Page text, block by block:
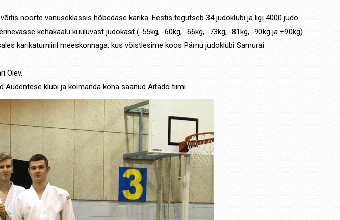
noorte vanuseklassis hõbedase karika. Eestis tegutseb 34 judoklubi ja ligi 4000 judo
kehakaalu kuuluvast judokast (-55kg, -60kg, -66kg, -73kg, -81kg, -90kg ja +90kg)
karikaturniiril meeskonnaga, kus võistlesime koos Pärnu judoklubi Samurai
Olev.
klubi ja kolmanda koha saanud Aitado tiimi.